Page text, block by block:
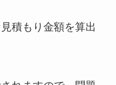
積もり金額を算出